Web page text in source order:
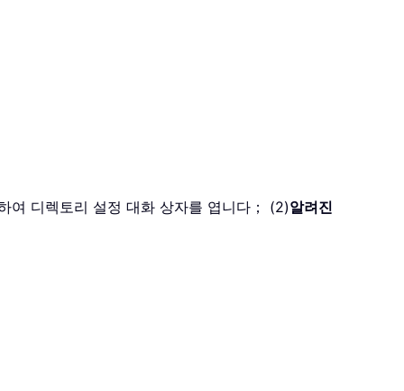
여 디렉토리 설정 대화 상자를 엽니다； (2)알려진